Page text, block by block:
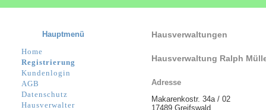
Hausverwaltungen
Hausverwaltung Ralph
Adresse
Makarenkostr. 34a / 02
17489 Greifswald
Hauptmenü
Home
Registrierung
Kundenlogin
AGB
Datenschutz
Hausverwalter